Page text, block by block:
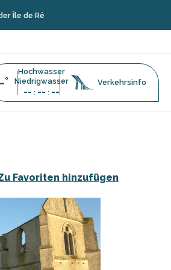
Hochwasser
Niedrigwasser
-- : -- : --
Verkehrsinfo
aux favoris
Favoriten hinzufügen